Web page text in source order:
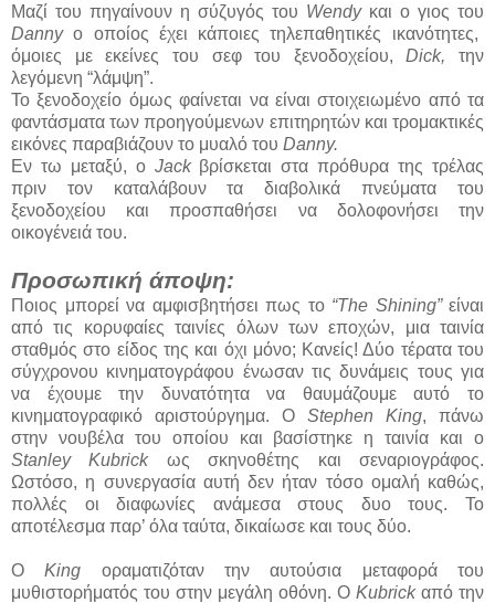
Μαζί του πηγαίνουν η σύζυγός του Wendyκαι ο γιος του
Dannyο οποίος έχει κάποιες τηλεπαθητικές ικανότητες,
όμοιες με εκείνες του σεφ του ξενοδοχείου,Dick, την
λεγόμενη “λάμψη”.
Το ξενοδοχείο όμως φαίνεται να είναι στοιχειωμένο από τα
φαντάσματα των προηγούμενων επιτηρητών και τρομακτικές
εικόνες παραβιάζουν το μυαλό του Danny.
Εν τω μεταξύ, ο Jackβρίσκεται στα πρόθυρα της τρέλας
πριν τον καταλάβουν τα διαβολικά πνεύματα του
ξενοδοχείου και προσπαθήσει να δολοφονήσει την
οικογένειά του.
Προσωπική άποψη:
Ποιος μπορεί να αμφισβητήσει πως το “The Shining”είναι
από τις κορυφαίες ταινίες όλων των εποχών, μια ταινία
σταθμός στο είδος της και όχι μόνο; Κανείς! Δύο τέρατα του
σύγχρονου κινηματογράφου ένωσαν τις δυνάμεις τους για
να έχουμε την δυνατότητα να θαυμάζουμε αυτό το
κινηματογραφικό αριστούργημα. Ο Stephen King, πάνω
στην νουβέλα του οποίου και βασίστηκε η ταινία και ο
Stanley Kubrickως σκηνοθέτης και σεναριογράφος.
Ωστόσο, η συνεργασία αυτή δεν ήταν τόσο ομαλή καθώς,
πολλές οι διαφωνίες ανάμεσα στους δυο τους. Το
αποτέλεσμα παρ’ όλα ταύτα, δικαίωσε και τους δύο.
ΟKing οραματιζόταν την αυτούσια μεταφορά του
μυθιστορήματός του στην μεγάλη οθόνη. Ο Kubrickαπό την